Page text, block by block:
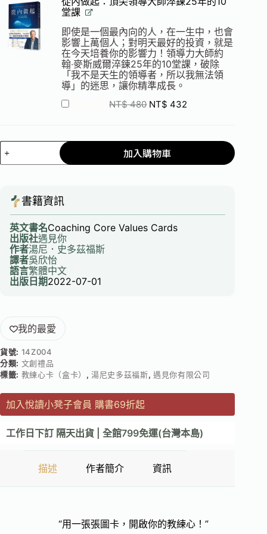
堂課
即使是一個最內向的人，在一生中，也會
影響上萬個人；對明天最好的投資，就是
在今天培養你的影響力！領導力大師約
翰‧麥斯威爾淬鍊25年的10堂課，破除
「我不是天生的領導者，所以我無法領
導」的迷思，讓你精準成長。
NT$480 NT$ 432
加入購物車
書籍資訊
英文書名Coaching Core Values Cards
出版社遇見你
作者湯尼．史多茲福斯
譯者吳欣怡
語言繁體中文
出版日期2022-07-01
我的最愛
貨號: 14Z004
分類: 文創禮品
標籤: 教練心卡（盒卡） ,湯尼史多茲福斯, 遇見你有限公司
加入悅讀小凳子會員 購書69折起
工作日下訂 隔天出貨 | 全館799免運(台灣本島)
描述 作者簡介 資訊
“用一張張圖卡，開啟你的教練心！”